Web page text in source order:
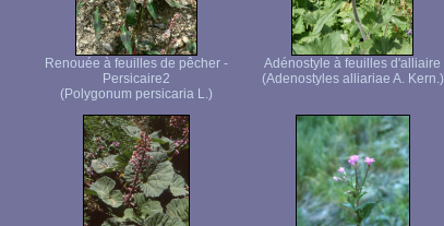
Renouée à feuilles de pêcher -
Persicaire2
(Polygonum persicaria L.)
Adénostyle à feuilles d'alliaire
(Adenostyles alliariae A. Kern.)